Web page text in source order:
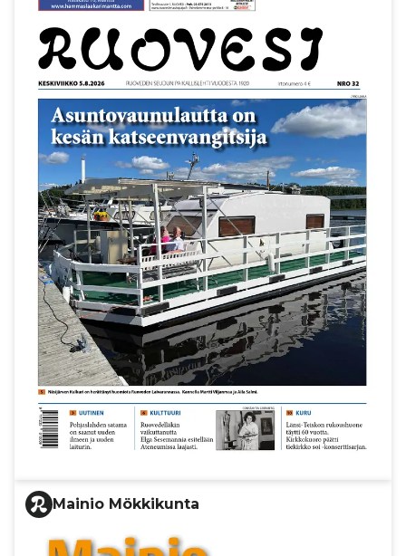
Mainio Mökkikunta